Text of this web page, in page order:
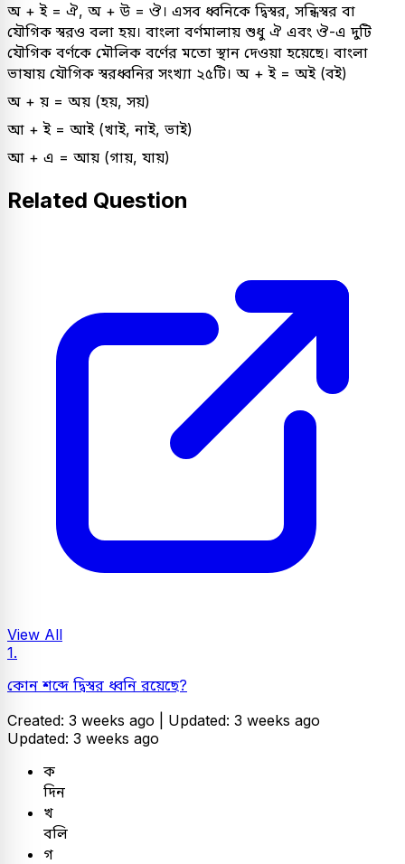
অ + ই = ঐ, অ + উ = ঔ। এসব ধ্বনিকে দ্বিস্বর, সন্ধিস্বর বা
যৌগিক স্বরও বলা হয়। বাংলা বর্ণমালায় শুধু ঐ এবং ঔ-এ দুটি
যৌগিক বর্ণকে মৌলিক বর্ণের মতো স্থান দেওয়া হয়েছে। বাংলা
ভাষায় যৌগিক স্বরধ্বনির সংখ্যা ২৫টি। অ + ই = অই (বই)
অ + য় = অয় (হয়, সয়)
আ + ই = আই (খাই, নাই, ভাই)
আ + এ = আয় (গায়, যায়)
Related Question
View All
1.
কোন শব্দে দ্বিস্বর ধ্বনি রয়েছে?
Created: 3 weeks ago | Updated: 3 weeks ago
Updated: 3 weeks ago
ক
দিন
খ
বলি
গ